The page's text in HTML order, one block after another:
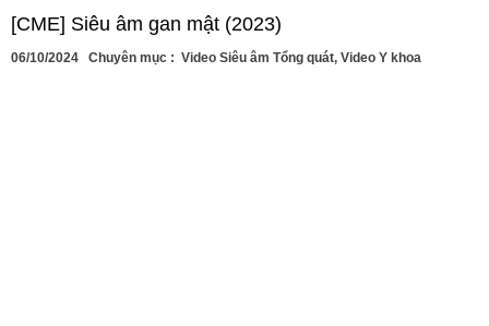
[CME] Siêu âm gan mật (2023)
06/10/2024 Chuyên mục : Video Siêu âm Tổng quát, Video Y khoa